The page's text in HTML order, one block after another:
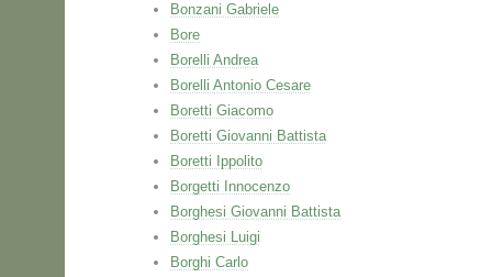
Bonzani Gabriele
Bore
Borelli Andrea
Borelli Antonio Cesare
Boretti Giacomo
Boretti Giovanni Battista
Boretti Ippolito
Borgetti Innocenzo
Borghesi Giovanni Battista
Borghesi Luigi
Borghi Carlo